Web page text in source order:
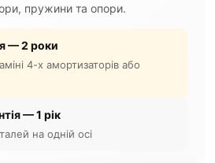
пружини та опори.
— 2 роки
4-х амортизаторів або
— 1 рік
на одній осі